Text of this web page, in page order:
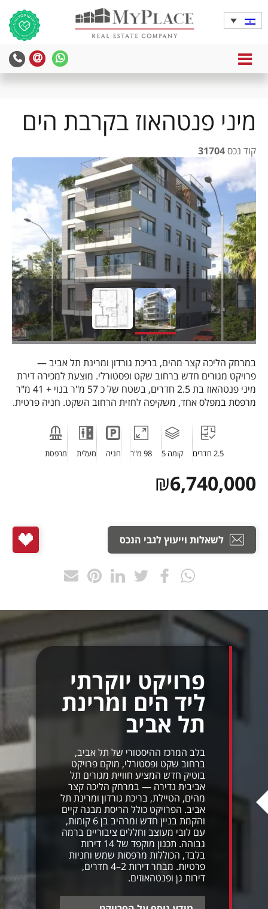
MyPlace
-
-
קשר
MENU
מיני פנטהאוז בקרבת הים
קוד נכס31704
במרחק הליכה קצר מהים, בריכת גורדון ומרינת תל אביב —
פרויקט מגורים חדש ברחוב שקט ופסטורלי. מוצעת למכירה דירת
מיני פנטהאוז בת 2.5 חדרים, בשטח של כ 57 מ"ר בנוי + 41 מ"ר
מרפסת במפלס אחד, משקיפה לחזית הרחוב השקט. חניה פרטית.
2.5 חדרים קומה 5 98 מ"ר חניה מעלית מרפסת
6,740,000
₪
לשאלות וייעוץ לגבי הנכס
פרויקט יוקרתי
ליד הים ומרינת
תל אביב
בלב המרכז ההיסטורי של תל אביב,
ברחוב שקט ופסטורלי, מוקם פרויקט
בוטיק חדש המציע חוויית מגורים תל
אביבית נדירה — במרחק הליכה קצר
מהים, הטיילת, בריכת גורדון ומרינת תל
אביב. הפרויקט כולל הריסת מבנה קיים
והקמת בניין חדש ומרהיב בן 6 קומות,
עם לובי מעוצב וחללים ציבוריים ברמה
גבוהה. תכנון מוקפד של 14 דירות
בלבד, הכוללות מרפסות שמש וחניות
פרטיות. מבחר דירות 2–4 חדרים,
דירות גן ופנטהאוזים.